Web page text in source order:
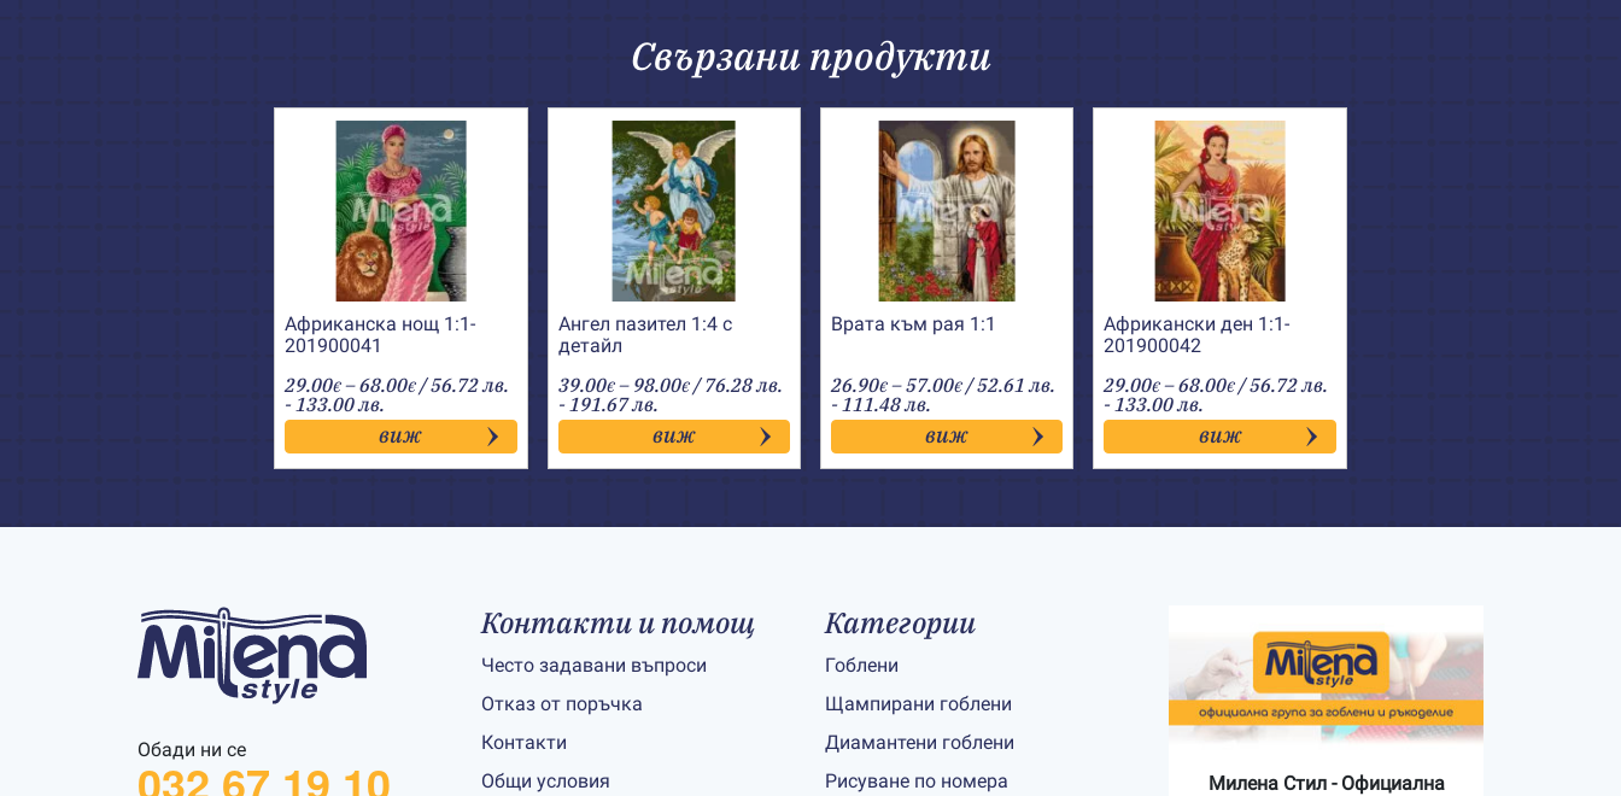
Свързани продукти
Африканска нощ 1:1-
201900041
29.00€ –68.00€Price
range:
29.00€
through
68.00€
/ 56.72 лв.
- 133.00 лв.
виж
Ангел пазител 1:4 с
детайл
39.00€ – 98.00€Price
range:
39.00€
through
98.00€
/ 76.28 лв.
- 191.67 лв.
виж
Врата към рая 1:1
26.90€ –57.00€Price
range:
26.90€
through
57.00€
/ 52.61 лв.
- 111.48 лв.
виж
Африкански ден 1:1-
201900042
29.00€ –68.00€Price
range:
29.00€
through
68.00€
/ 56.72 лв.
- 133.00 лв.
виж
Обади ни се
032 67 19 10
Контакти и помощ
Често задавани въпроси
Отказ от поръчка
Контакти
Общи условия
Категории
Гоблени
Щампирани гоблени
Диамантени гоблени
Рисуване по номера
Милена Стил - Официална